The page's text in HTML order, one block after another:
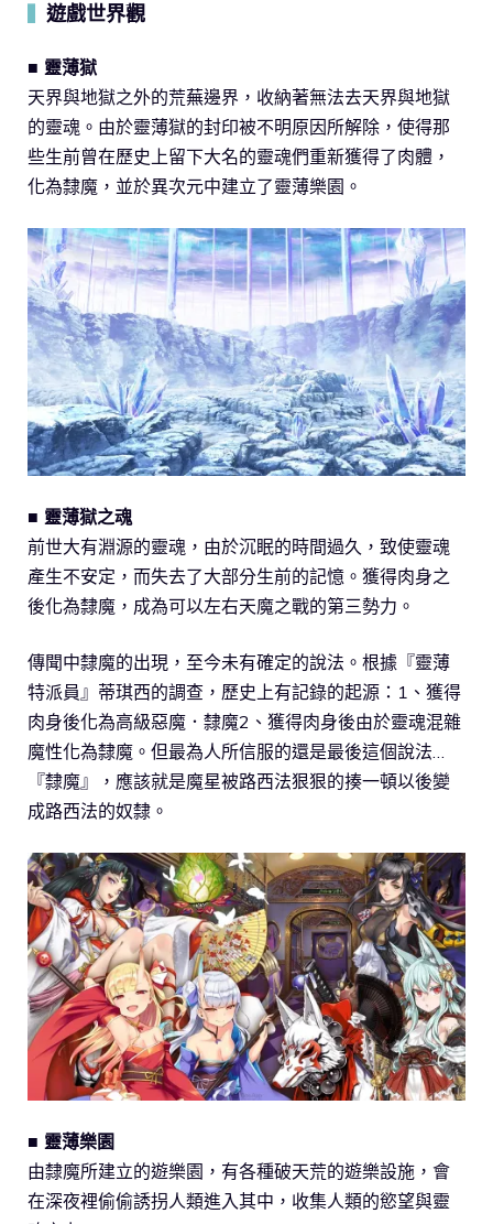
遊戲世界觀
■ 靈薄獄
天界與地獄之外的荒蕪邊界，收納著無法去天界與地獄
的靈魂。由於靈薄獄的封印被不明原因所解除，使得那
些生前曾在歷史上留下大名的靈魂們重新獲得了肉體，
化為隸魔，並於異次元中建立了靈薄樂園。
■ 靈薄獄之魂
前世大有淵源的靈魂，由於沉眠的時間過久，致使靈魂
產生不安定，而失去了大部分生前的記憶。獲得肉身之
後化為隸魔，成為可以左右天魔之戰的第三勢力。
傳聞中隸魔的出現，至今未有確定的說法。根據『靈薄
特派員』蒂琪西的調查，歷史上有記錄的起源：1、獲得
肉身後化為高級惡魔．隸魔2、獲得肉身後由於靈魂混雜
魔性化為隸魔。但最為人所信服的還是最後這個說法…
『隸魔』，應該就是魔星被路西法狠狠的揍一頓以後變
成路西法的奴隸。
■ 靈薄樂園
由隸魔所建立的遊樂園，有各種破天荒的遊樂設施，會
在深夜裡偷偷誘拐人類進入其中，收集人類的慾望與靈